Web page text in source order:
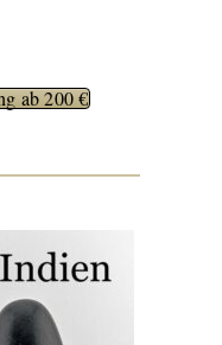
ab 200 €